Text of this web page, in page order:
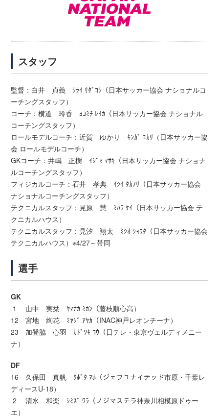
スタッフ
監督：白井 貞義 ｼﾗｲ ｻﾀﾞﾖｼ（日本サッカー協会 ナショナルコ
ーチングスタッフ）
コーチ：横道 玲香 ﾖｺﾐﾁ ﾚｲｶ（日本サッカー協会 ナショナル
コーチングスタッフ）
ロールモデルコーチ：近賀 ゆかり ｷﾝｶﾞ ﾕｶﾘ（日本サッカー協
会 ロールモデルコーチ）
GKコーチ：井嶋 正樹 ｲｼﾞﾏ ﾏｻｷ（日本サッカー協会 ナショナ
ルコーチングスタッフ）
フィジカルコーチ：石井 孝典 ｲｼｲ ﾀｶﾉﾘ（日本サッカー協会
ナショナルコーチングスタッフ）
テクニカルスタッフ：見原 慧 ﾐﾊﾗ ｹｲ（日本サッカー協会 テ
クニカルハウス）
テクニカルスタッフ：見汐 翔太 ﾐｼｵ ｼｮｳﾀ（日本サッカー協会
テクニカルハウス）※4/27～帯同
選手
GK
1 山中 実栞 ﾔﾏﾅｶ ﾐｶﾝ（藤枝順心高）
12 宮地 絢花 ﾐﾔｼﾞ ｱﾔｶ（INAC神戸レオンチーナ）
23 加登脇 心羽 ｶﾄﾞﾜｷ ｺｳ（日テレ・東京ヴェルディメニー
ナ）
DF
16 久保田 真帆 ｸﾎﾞﾀ ﾏﾎ（ジェフユナイテッド市原・千葉レ
ディースU-18）
2 清水 和楽 ｼﾐｽﾞ ﾜﾗ（ノジマステラ神奈川相模原ドゥー
エ）